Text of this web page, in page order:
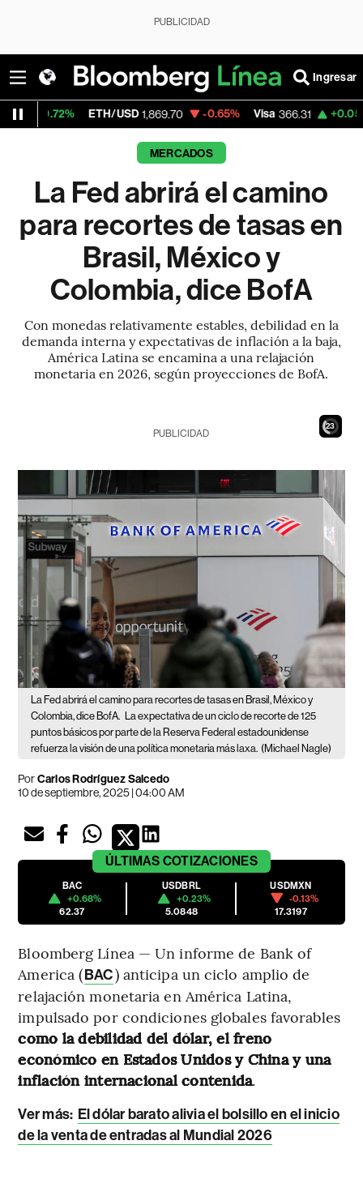
PUBLICIDAD
Ingresar
ETH/USD 1,869.70 -0.65% Visa 366.31 +0.05%
MERCADOS
La Fed abrirá el camino
para recortes de tasas en
Brasil, México y
Colombia, dice BofA
Con monedas relativamente estables, debilidad en la
demanda interna y expectativas de inflación a la baja,
América Latina se encamina a una relajación
monetaria en 2026, según proyecciones de BofA.
21
PUBLICIDAD
La Fed abrirá el camino para recortes de tasas en Brasil, México y
Colombia, dice BofA.
La expectativa de un ciclo de recorte de 125
puntos básicos por parte de la Reserva Federal estadounidense
refuerza la visión de una política monetaria más laxa. (Michael Nagle)
PorCarlos Rodríguez Salcedo
10 de septiembre, 2025 | 04:00 AM
ÚLTIMAS COTIZACIONES
BAC
+0.68%
62.37
USDBRL
+0.23%
5.0848
USDMXN
-0.13%
17.3197
Bloomberg Línea — Un informe de Bank of
America (BAC) anticipa un ciclo amplio de
relajación monetaria en América Latina,
impulsado por condiciones globales favorables
como la debilidad del dólar, el freno
económico en Estados Unidos y China y una
inflación internacional contenida.
Ver más: El dólar barato alivia el bolsillo en el inicio
de la venta de entradas al Mundial 2026